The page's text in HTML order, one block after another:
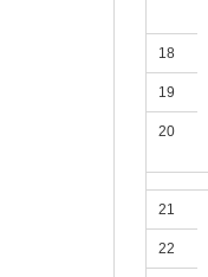
18
19
20
21
22